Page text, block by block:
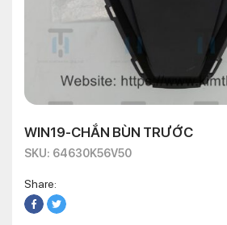
WIN19-CHẮN BÙN TRƯỚC
SKU: 64630K56V50
Share: